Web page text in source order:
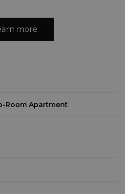
more
Room Apartment